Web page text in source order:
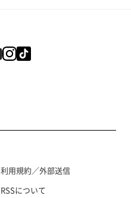
利用規約／外部送信
RSSについて